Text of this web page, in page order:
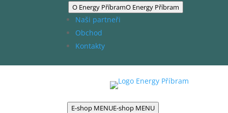
O Energy PříbramO Energy Příbram
Naši partneři
Obchod
Kontakty
E-shop MENUE-shop MENU